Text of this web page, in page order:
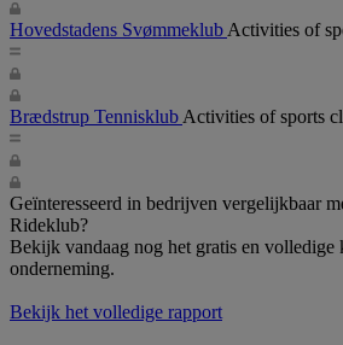
Hovedstadens Svømmeklub Activities of
Brædstrup Tennisklub Activities of sports
Geïnteresseerd in bedrijven vergelijkbaar
Rideklub?
Bekijk vandaag nog het gratis en volledige
onderneming.
Bekijk het volledige rapport